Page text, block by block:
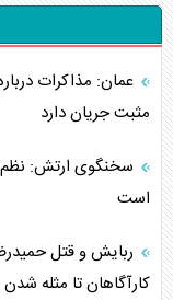
عمان: مذاکرات
مثبت جریان دارد
سخنگوی ارتش: نظم
است
ربایش و قتل
کارآگاهان تا مثله